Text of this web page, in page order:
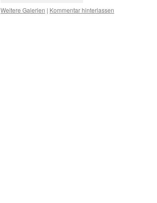
Weitere Galerien | Kommentar hinterlassen